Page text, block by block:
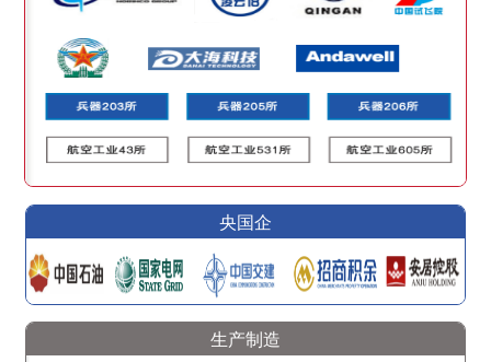
央国企
生产制造